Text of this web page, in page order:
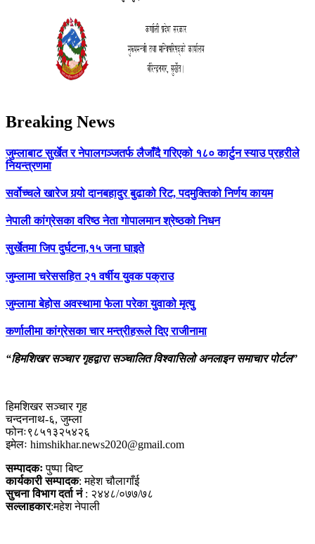
Breaking News
जुम्लाबाट सुर्खेत र नेपालगञ्जतर्फ लैजाँदै गरिएको १८० कार्टुन स्याउ प्रहरीले
नियन्त्रणमा
सर्वोच्चले खारेज गर्‍यो दानबहादुर बुढाको रिट, पदमुक्तिको निर्णय कायम
नेपाली कांग्रेसका वरिष्ठ नेता गोपालमान श्रेष्ठको निधन
सुर्खेतमा जिप दुर्घटना,१५ जना घाइते
जुम्लामा चरेससहित २१ वर्षीय युवक पक्राउ
जुम्लामा बेहोस अवस्थामा फेला परेका युवाको मृत्यु
कर्णालीमा कांग्रेसका चार मन्त्रीहरूले दिए राजीनामा
“हिमशिखर सञ्चार गृहद्वारा सञ्चालित विश्वासिलो अनलाइन समाचार पोर्टल”
हिमशिखर सञ्चार गृह
चन्दननाथ-६, जुम्ला
फोनः९८५१३२५४२६
इमेलः himshikhar.news2020@gmail.com
सम्पादकःपुष्पा बिष्ट
कार्यकारी सम्पादक: महेश चौलागाँई
सुचना विभाग दर्ता नं: २४४८/०७७/७८
सल्लाहकार:महेश नेपाली